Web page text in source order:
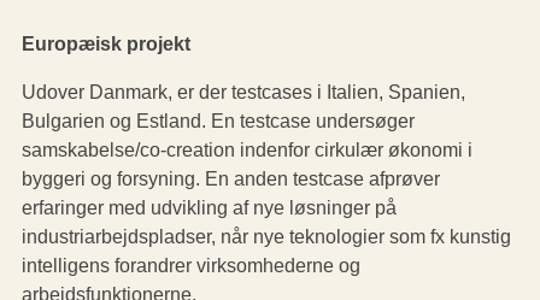
Europæisk projekt
Udover Danmark, er der testcases i Italien, Spanien,
Bulgarien og Estland. En testcase undersøger
samskabelse/co-creation indenfor cirkulær økonomi i
byggeri og forsyning. En anden testcase afprøver
erfaringer med udvikling af nye løsninger på
industriarbejdspladser, når nye teknologier som fx kunstig
intelligens forandrer virksomhederne og
arbejdsfunktionerne.